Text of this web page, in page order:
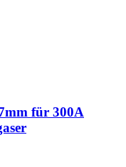
für 300A